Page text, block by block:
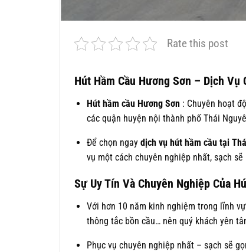
Rate this post
Hút Hầm Cầu Hương Sơn – Dịch Vụ
Hút hầm cầu Hương Sơn : Chuyên hoạt
các quận huyện nội thành phố Thái
Để chọn ngaydịch vụ hút hầm cầu tại
vụ một cách chuyên nghiệp nhất, sạch
Sự Uy Tín Và Chuyên Nghiệp Của
Với hơn 10 năm kinh nghiệm trong lĩnh
thông tắc bồn cầu… nên quý khách yên
Phục vụ chuyên nghiệp nhất – sạch sẽ